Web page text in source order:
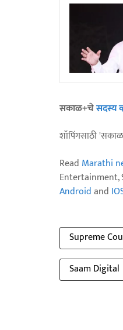
सकाळ+चेसदस्य
शॉपिंगसाठी
Read Marathi
Entertainment,
Androidand
Supreme
Saam Digital